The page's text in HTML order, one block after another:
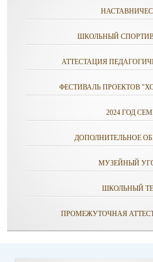
ШКОЛЬНЫЙ
АТТЕСТАЦИЯ
ФЕСТИВАЛЬ ПРОЕКТОВ
2024 ГОД
ДОПОЛНИТЕЛЬНОЕ
МУЗЕЙНЫЙ
ШКОЛЬНЫЙ
ПРОМЕЖУТОЧНАЯ